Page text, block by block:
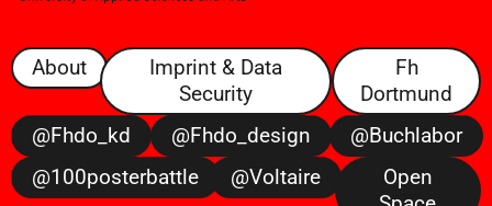
About
Imprint & Data
Security
Fh
Dortmund
@fhdo_kd
@fhdo_design
@buchlabor
@100posterbattle
@voltaire
Open